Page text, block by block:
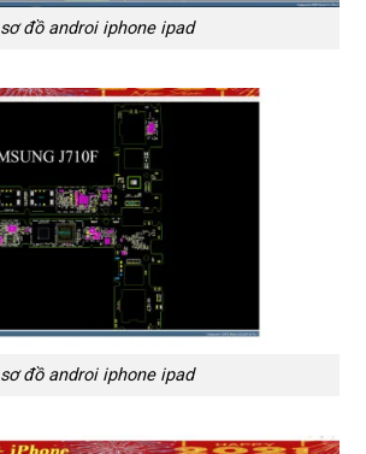
sơ đồ androi iphone ipad
sơ đồ androi iphone ipad